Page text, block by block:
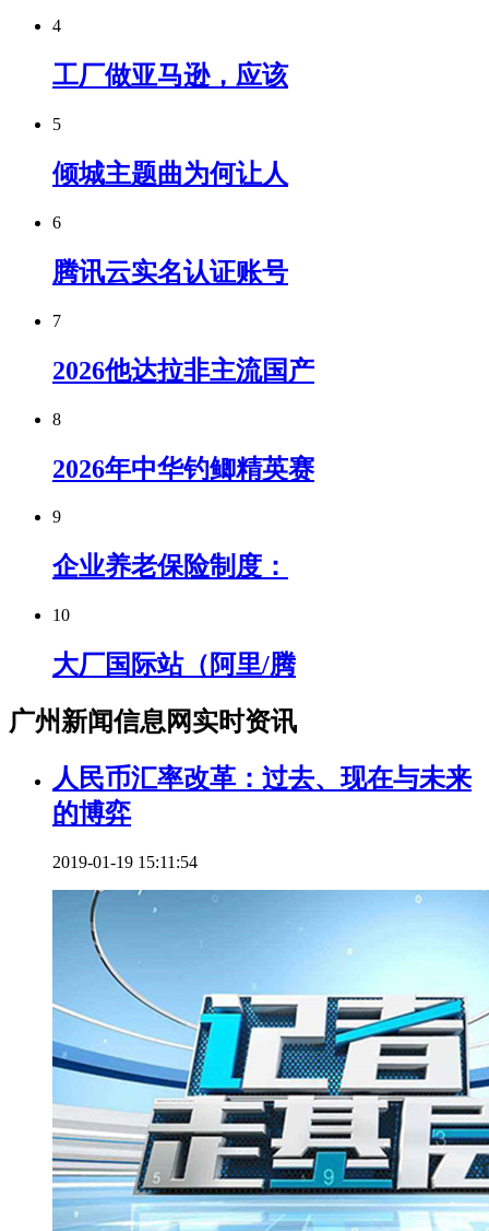
4
工厂做亚马逊，应该
5
倾城主题曲为何让人
6
腾讯云实名认证账号
7
2026他达拉非主流国产
8
2026年中华钓鲫精英赛
9
企业养老保险制度：
10
大厂国际站（阿里/腾
广州新闻信息网实时资讯
人民币汇率改革：过去、现在与未来
的博弈
2019-01-19 15:11:54